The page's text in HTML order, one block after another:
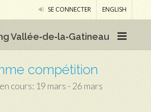
SE CONNECTER ENGLISH
Vallée‑de‑la‑Gatineau
compétition
cours: 19 mars - 26 mars